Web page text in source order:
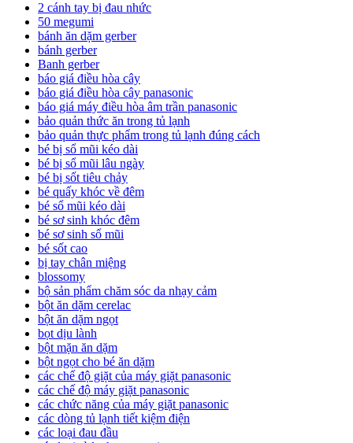
2 cánh tay bị đau nhức
50 megumi
bánh ăn dặm gerber
bánh gerber
Banh gerber
báo giá điều hòa cây
báo giá điều hòa cây panasonic
báo giá máy điều hòa âm trần panasonic
bảo quản thức ăn trong tủ lạnh
bảo quản thực phẩm trong tủ lạnh đúng cách
bé bị sổ mũi kéo dài
bé bị sổ mũi lâu ngày
bé bị sốt tiêu chảy
bé quấy khóc về đêm
bé sổ mũi kéo dài
bé sơ sinh khóc đêm
bé sơ sinh sổ mũi
bé sốt cao
bị tay chân miệng
blossomy
bộ sản phẩm chăm sóc da nhạy cảm
bột ăn dặm cerelac
bột ăn dặm ngọt
bọt dịu lành
bột mặn ăn dặm
bột ngọt cho bé ăn dặm
các chế độ giặt của máy giặt panasonic
các chế độ máy giặt panasonic
các chức năng của máy giặt panasonic
các dòng tủ lạnh tiết kiệm điện
các loại đau đầu